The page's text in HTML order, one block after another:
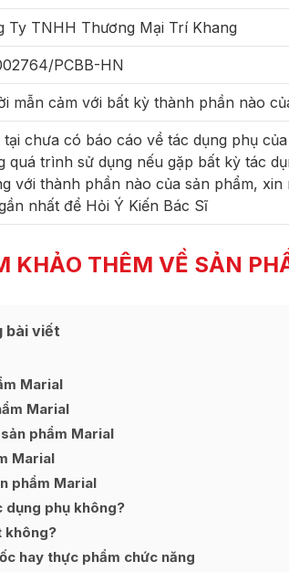
Ty TNHH Thương Mại Trí Khang
PCBB-HN
mẫn cảm với bất kỳ thành phần nào
tại chưa có báo cáo về tác dụng phụ
quá trình sử dụng nếu gặp bất kỳ tác
với thành phần nào của sản phẩm,
nhất để Hỏi Ý Kiến Bác Sĩ
KHẢO THÊM VỀ SẢN
bài viết
Ẩn
Marial
Marial
phẩm Marial
Marial
phẩm Marial
dụng phụ không?
không?
hay thực phẩm chức năng